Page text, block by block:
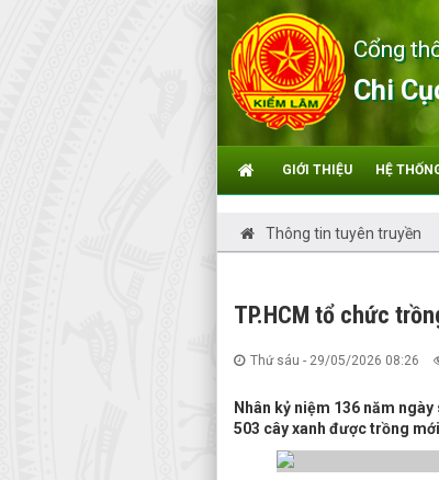
Cổng
Chi
GIỚI THIỆU HỆ
Thông tin tuyên truyền
TP.HCM tổ chức
Thứ sáu - 29/05/2026 08:26
Nhân kỷ niệm 136 năm
503 cây xanh được trồng